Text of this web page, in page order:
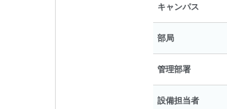
キャンパス
部局
管理部署
設備担当者